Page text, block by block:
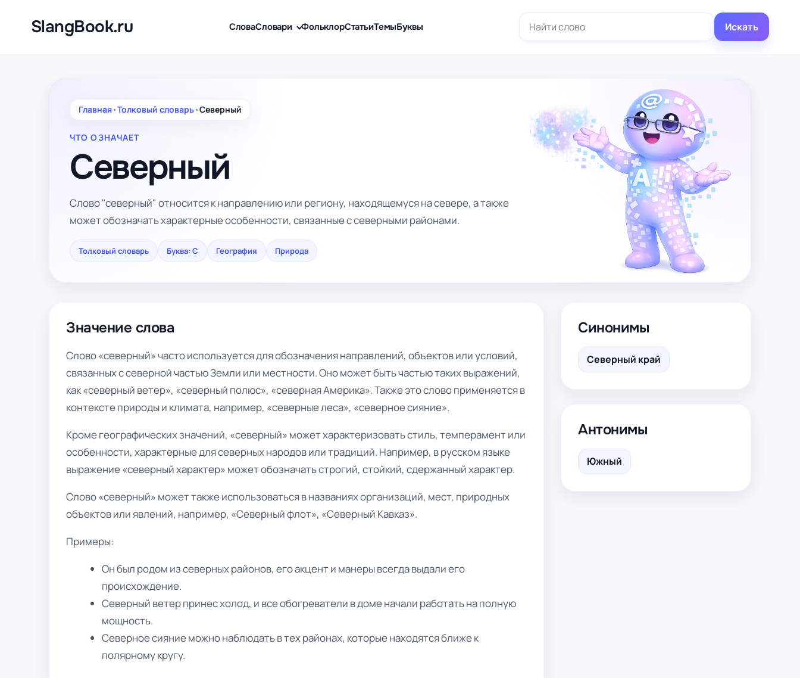
содержимомуSlangBook.ru СловаСловари ФольклорСтатьиТемыБуквы Искать
Главная•Толковый словарь•Северный
ЧТО ОЗНАЧАЕТ
Северный
Слово "северный" относится к направлению или региону, находящемуся на севере, а также
может обозначать характерные особенности, связанные с северными районами.
Толковый словарь Буква: С География Природа
Значение слова
Слово «северный» часто используется для обозначения направлений, объектов или условий,
связанных с северной частью Земли или местности. Оно может быть частью таких выражений,
как «северный ветер», «северный полюс», «северная Америка». Также это слово применяется в
контексте природы и климата, например, «северные леса», «северное сияние».
Кроме географических значений, «северный» может характеризовать стиль, темперамент или
особенности, характерные для северных народов или традиций. Например, в русском языке
выражение «северный характер» может обозначать строгий, стойкий, сдержанный характер.
Слово «северный» может также использоваться в названиях организаций, мест, природных
объектов или явлений, например, «Северный флот», «Северный Кавказ».
Примеры:
Он был родом из северных районов, его акцент и манеры всегда выдали его
происхождение.
Северный ветер принес холод, и все обогреватели в доме начали работать на полную
мощность.
Северное сияние можно наблюдать в тех районах, которые находятся ближе к
полярному кругу.
Синонимы
Северный край
Антонимы
Южный